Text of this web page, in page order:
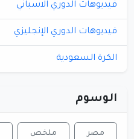
فيديوهات الدوري الاسباني
فيديوهات الدوري الإنجليزي
الكرة السعودية
الوسوم
مصر ملخص